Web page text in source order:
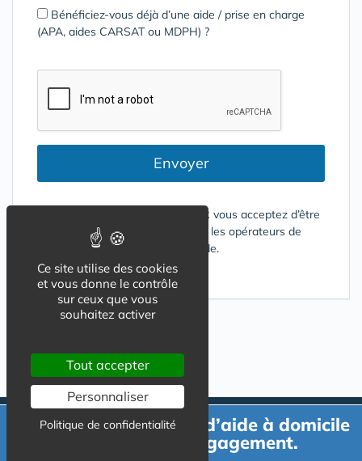
Bénéficiez-vous déjà d’une aide / prise en charge
(APA, aides CARSAT ou MDPH) ?
Envoyer
En cliquant sur le bouton ENVOYER vous acceptez d’être
contacté par mail ou téléphone par les opérateurs de
services répondant à votre demande.
Conditions d'utilisation
Demande de devis d’aide à domicile
gratuit et sans engagement.
Ce site utilise des cookies
et vous donne le contrôle
sur ceux que vous
souhaitez activer
Tout accepter
Personnaliser
Politique de confidentialité